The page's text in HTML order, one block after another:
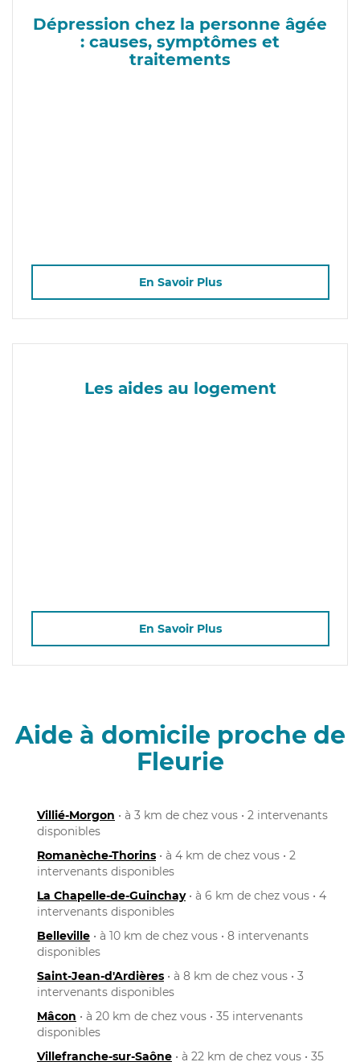
Dépression chez la personne âgée
: causes, symptômes et
traitements
En Savoir Plus
Les aides au logement
En Savoir Plus
Aide à domicile proche de
Fleurie
Villié-Morgon • à 3 km de chez vous • 2 intervenants
disponibles
Romanèche-Thorins • à 4 km de chez vous • 2
intervenants disponibles
La Chapelle-de-Guinchay• à 6 km de chez vous • 4
intervenants disponibles
Belleville • à 10 km de chez vous • 8 intervenants
disponibles
Saint-Jean-d'Ardières • à 8 km de chez vous • 3
intervenants disponibles
Mâcon • à 20 km de chez vous • 35 intervenants
disponibles
Villefranche-sur-Saône • à 22 km de chez vous • 35